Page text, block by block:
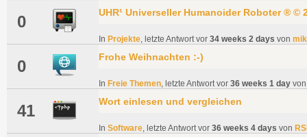
0 UHR¹ Universeller Humanoider Roboter ® ©
In Projekte, letzte Antwort vor 34 weeks 2 days von
0 Frohe Weihnachten :-)
In Freie Themen, letzte Antwort vor 36 weeks 1 day
41 Wort einlesen und vergleichen
In Software, letzte Antwort vor 36 weeks 4 days von